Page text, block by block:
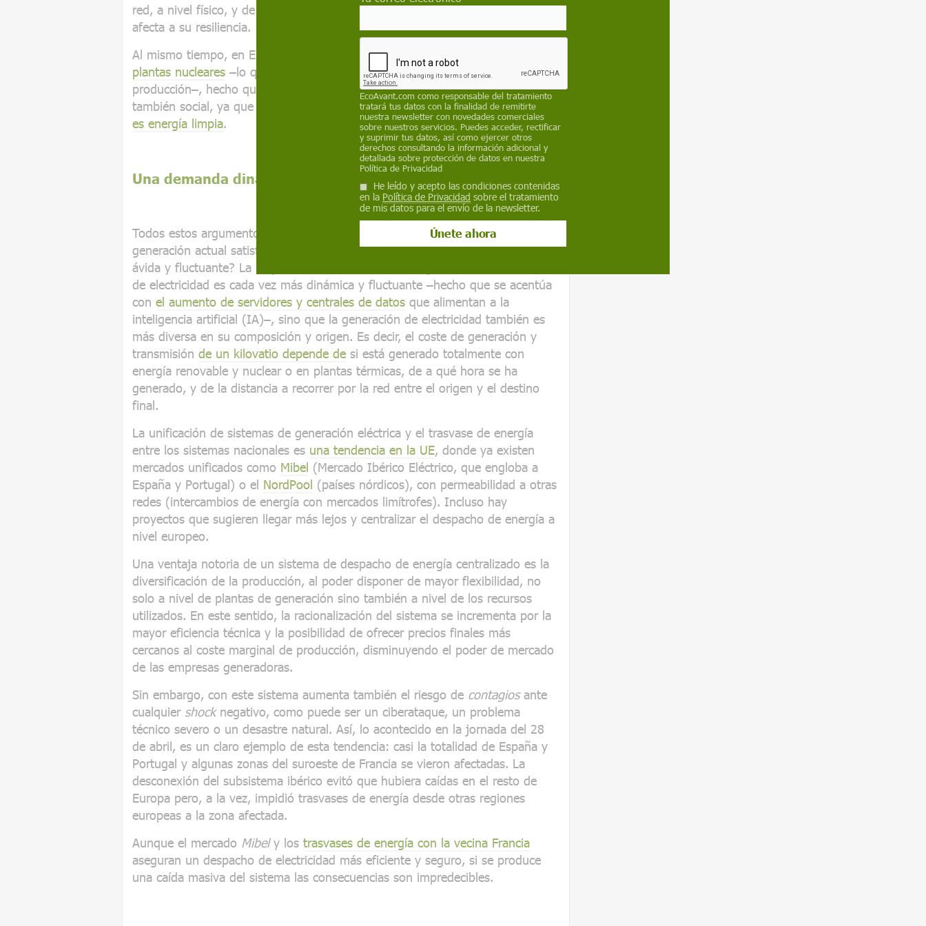
red, a nivel físico, y de administración del sistema, a nivel burocrático, que
afecta a su resiliencia.
Al mismo tiempo, en España sigue adelante el proceso de
plantas nucleares –lo que va a suponer un escalón negativo en la
producción–, hecho que debería justificarse no solo a nivel técnico sino
también social, ya que la Unión Europea ha declarado que la energía nuclear
es energía limpia.
Una demanda dinámica y fluctuante
Todos estos argumentos plantean un interrogante: ¿Puede el sistema de
generación actual satisfacer las necesidades de una demanda cada vez más
ávida y fluctuante? La respuesta inmediata es no. Porque no solo la demanda
de electricidad es cada vez más dinámica y fluctuante –hecho que se acentúa
con el aumento de servidores y centrales de datos que alimentan a la
inteligencia artificial (IA)–, sino que la generación de electricidad también es
más diversa en su composición y origen. Es decir, el coste de generación y
transmisión de un kilovatio depende de si está generado totalmente con
energía renovable y nuclear o en plantas térmicas, de a qué hora se ha
generado, y de la distancia a recorrer por la red entre el origen y el destino
final.
La unificación de sistemas de generación eléctrica y el trasvase de energía
entre los sistemas nacionales es una tendencia en la UE, donde ya existen
mercados unificados como Mibel (Mercado Ibérico Eléctrico, que engloba a
España y Portugal) o el NordPool (países nórdicos), con permeabilidad a otras
redes (intercambios de energía con mercados limítrofes). Incluso hay
proyectos que sugieren llegar más lejos y centralizar el despacho de energía a
nivel europeo.
Una ventaja notoria de un sistema de despacho de energía centralizado es la
diversificación de la producción, al poder disponer de mayor flexibilidad, no
solo a nivel de plantas de generación sino también a nivel de los recursos
utilizados. En este sentido, la racionalización del sistema se incrementa por la
mayor eficiencia técnica y la posibilidad de ofrecer precios finales más
cercanos al coste marginal de producción, disminuyendo el poder de mercado
de las empresas generadoras.
Sin embargo, con este sistema aumenta también el riesgo de contagiosante
cualquier shocknegativo, como puede ser un ciberataque, un problema
técnico severo o un desastre natural. Así, lo acontecido en la jornada del 28
de abril, es un claro ejemplo de esta tendencia: casi la totalidad de España y
Portugal y algunas zonas del suroeste de Francia se vieron afectadas. La
desconexión del subsistema ibérico evitó que hubiera caídas en el resto de
Europa pero, a la vez, impidió trasvases de energía desde otras regiones
europeas a la zona afectada.
Aunque el mercado Mibely los trasvases de energía con la vecina Francia
aseguran un despacho de electricidad más eficiente y seguro, si se produce
una caída masiva del sistema las consecuencias son impredecibles.
EcoAvant.com como responsable del tratamiento
tratará tus datos con la finalidad de remitirte
nuestra newsletter con novedades comerciales
sobre nuestros servicios. Puedes acceder, rectificar
y suprimir tus datos, así como ejercer otros
derechos consultando la información adicional y
detallada sobre protección de datos en nuestra
Política de Privacidad
He leído y acepto las condiciones contenidas
en la Política de Privacidad sobre el tratamiento
de mis datos para el envío de la newsletter.